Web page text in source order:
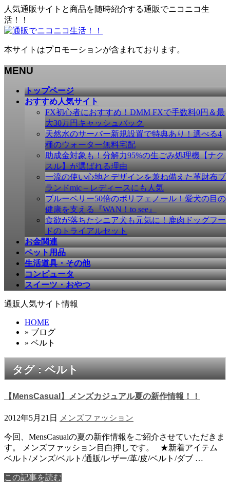
人気通販サイトと商品を随時紹介する通販でニコニコ生
活！！
本サイトはプロモーションが含まれております。
MENU
トップページ
おすすめ人気サイト
FX初心者におすすめ！DMM FXで手数料0円＆最
大30万円キャッシュバック
天然水のサーバー新規設置で特典あり！選べる4
種のウォーター無料宅配
助成金対象も！分解力95%の生ごみ処理機【ナク
スル】が選ばれる理由
一流の使い心地とデザインを兼ね備えた革財布ブ
ランドmic – レディースにも人気
ブルーベリー50倍のポリフェノール！愛犬の目の
健康を支える『WAN！to see』
食欲が落ちたシニア犬も元気に！鹿肉ドッグフー
ドのトライアルセット
お金関連
ペット用品
生活道具・その他
コンピュータ
スイーツ・おやつ
通販人気サイト情報
HOME
» ブログ
» ベルト
タグ : ベルト
【MensCasual】メンズカジュアル夏の新作情報！！
2012年5月21日 メンズファッション
今回、MensCasualの夏の新作情報をご紹介させていただきま
す。 メンズファッション目白押しです。 ★新着アイテム
ベルト/メンズ/ベルト/通販/レザー/革/皮/ベルト/ダブ …
この記事を読む